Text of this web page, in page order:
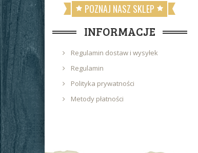
POZNAJ NASZ SKLEP
INFORMACJE
Regulamin dostaw i wysyłek
Regulamin
Polityka prywatności
Metody płatności